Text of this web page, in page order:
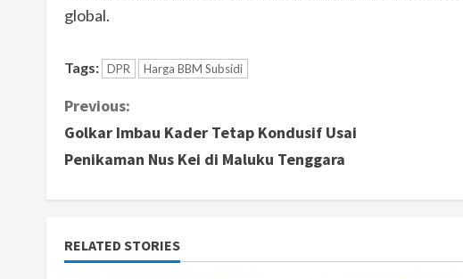
global.
Tags: DPR Harga BBM Subsidi
C
o
i
Previous:
Golkar Imbau Kader Tetap Kondusif Usai
Penikaman Nus Kei di Maluku Tenggara
RELATED STORIES